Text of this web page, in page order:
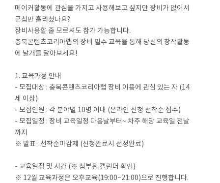
메이커활동에 관심을 가지고 사용해보고 싶지만 장비가 없어서
군침만 흘리셨나요?
장비사용할 줄 모르셔도 참가 가능합니다.
충북콘텐츠코리아랩의 장비 필수 교육을 통해 당신의 창작활동
에 날개를 달아보세요!
1. 교육과정 안내
- 모집대상 : 충북콘텐츠코리아랩 장비 이용에 관심 있는 자 (14
세 이상)
- 모집인원 : 각 분야별 10명 이내 (온라인 신청 선착순 접수)
- 모집일정 : 장비 교육일정 다음날부터~ 차주 해당 교육일 전날
까지
※ 발표 : 선착순마감제 (신청완료시 선정완료)
- 교육일정 및 시간 (※ 첨부된 캘린더 확인)
※ 12월 교육과정은 오후교육(19:00~21:00)으로 진행합니다.